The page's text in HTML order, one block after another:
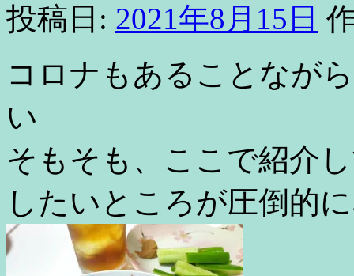
投稿日: 2021年8月15日
コロナもあることなが
い
そもそも、ここで紹介
したいところが圧倒的